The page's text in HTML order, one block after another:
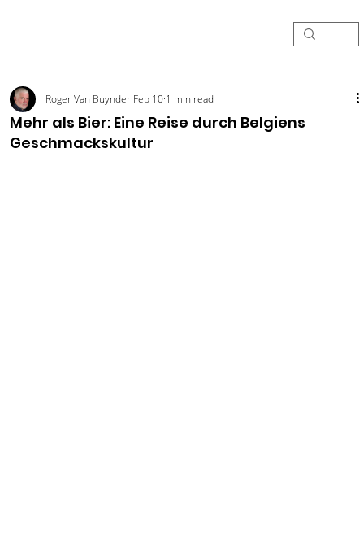
Mehr als Bier: Eine Reise durch Belgiens
Geschmackskultur
Roger Van Buynder Feb 10 1 min read